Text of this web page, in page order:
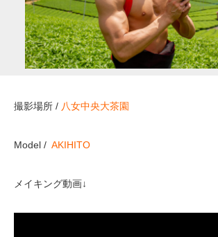
撮影場所 / 八女中央大茶園
Model / AKIHITO
メイキング動画↓